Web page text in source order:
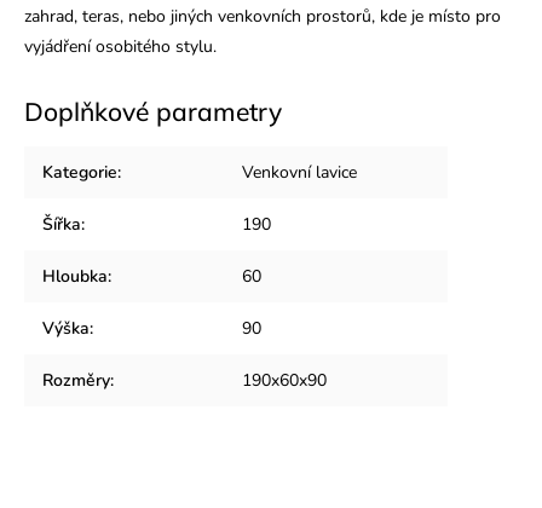
zahrad, teras, nebo jiných venkovních prostorů, kde je místo pro
vyjádření osobitého stylu.
Doplňkové parametry
Kategorie: Venkovní lavice
Šířka: 190
Hloubka: 60
Výška: 90
Rozměry: 190x60x90